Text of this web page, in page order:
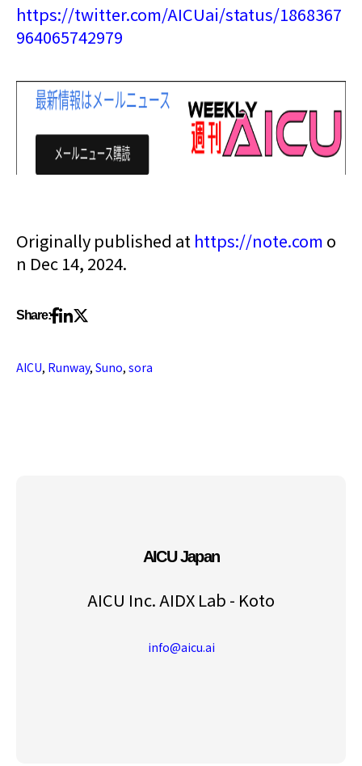
https://twitter.com/AICUai/status/1868367
964065742979
Originally published at https://note.com o
n Dec 14, 2024.
Share:
AICU, Runway, Suno, sora
AICU Japan
AICU Inc. AIDX Lab - Koto
info@aicu.ai